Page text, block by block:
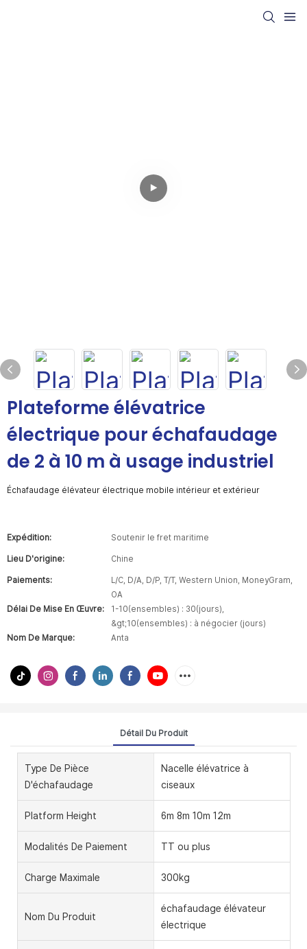
Plateforme élévatrice
électrique pour échafaudage
de 2 à 10 m à usage industriel
Échafaudage élévateur électrique mobile intérieur et extérieur
Expédition: Soutenir le fret maritime
Lieu D'origine: Chine
Paiements:
L/C, D/A, D/P, T/T, Western Union, MoneyGram,
OA
Délai De Mise En Œuvre:
1-10(ensembles) : 30(jours),
&gt;10(ensembles) : à négocier (jours)
Nom De Marque:
Anta
Détail Du Produit
Type De Pièce
D'échafaudage
Nacelle élévatrice à
ciseaux
Platform Height 6m 8m 10m 12m
Modalités De Paiement TT ou plus
Charge Maximale 300kg
Nom Du Produit
échafaudage élévateur
électrique